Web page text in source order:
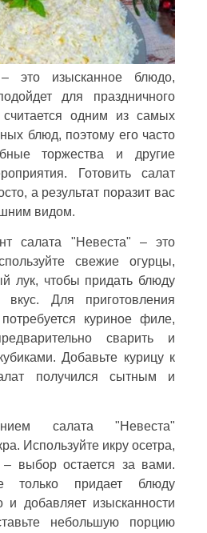
это изысканное блюдо,
для праздничного
одним из самых
блюд, поэтому его часто
торжества и другие
Готовить салат
а результат поразит вас
видом.
салата "Невеста" – это
свежие огурцы,
лук, чтобы придать блюду
Для приготовления
куриное филе,
сварить и
Добавьте курицу к
получился сытным и
салата "Невеста"
Используйте икру осетра,
выбор остается за вами.
только придает блюду
и добавляет изысканности
небольшую порцию